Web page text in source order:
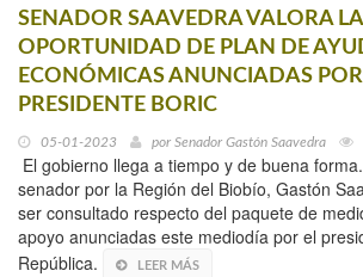
SENADOR SAAVEDRA VALORA LA
OPORTUNIDAD DE PLAN DE
ECONÓMICAS ANUNCIADAS POR
PRESIDENTE BORIC
05-01-2023 por Senador Gastón Saavedra
El gobierno llega a tiempo y de buena
senador por la Región del Biobío, Gastón
ser consultado respecto del paquete de
apoyo anunciadas este mediodía por el
República.
LEER MÁS